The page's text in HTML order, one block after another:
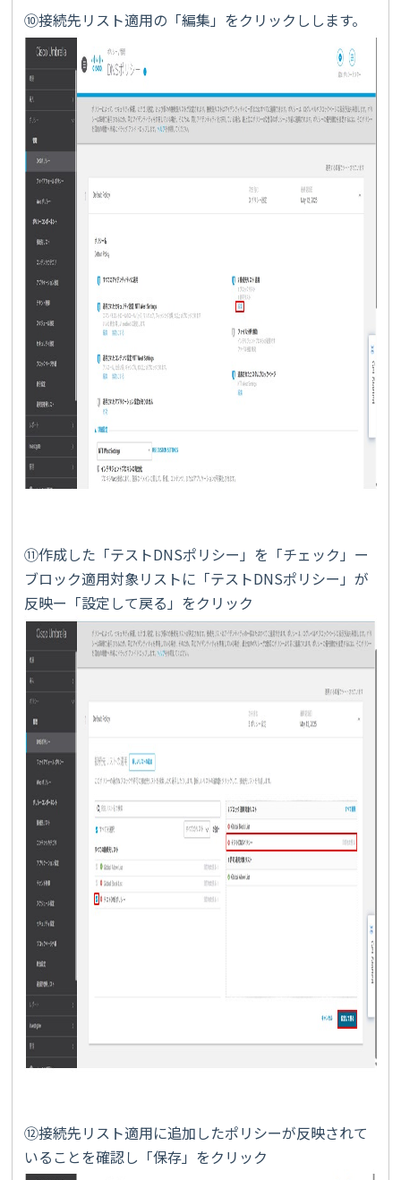
⑩接続先リスト適用の「編集」をクリックしします。
⑪作成した「テストDNSポリシー」を「チェック」ー
ブロック適用対象リストに「テストDNSポリシー」が
反映ー「設定して戻る」をクリック
⑫接続先リスト適用に追加したポリシーが反映されて
いることを確認し「保存」をクリック